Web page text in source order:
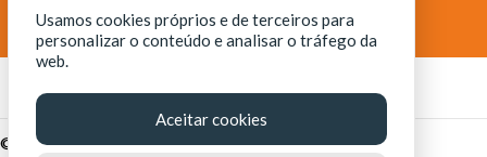
© Fortaleza Digital || CITINOVA - Fundação de Ciência,
Usamos cookies próprios e de terceiros para
personalizar o conteúdo e analisar o tráfego da
web.
Aceitar cookies